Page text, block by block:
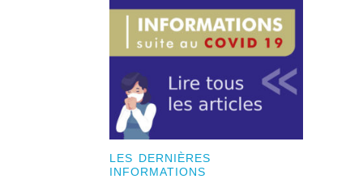
LES DERNIÈRES
INFORMATIONS